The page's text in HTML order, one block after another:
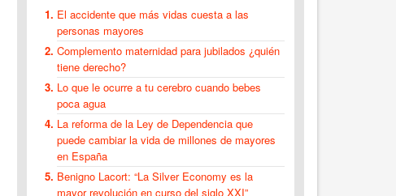
El accidente que más vidas cuesta a las
personas mayores
Complemento maternidad para jubilados ¿quién
tiene derecho?
Lo que le ocurre a tu cerebro cuando bebes
poca agua
La reforma de la Ley de Dependencia que
puede cambiar la vida de millones de mayores
en España
Benigno Lacort: “La Silver Economy es la
mayor revolución en curso del siglo XXI”